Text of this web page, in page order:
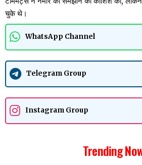
चुके थे।
WhatsApp Channel
Telegram Group
Instagram Group
Trending